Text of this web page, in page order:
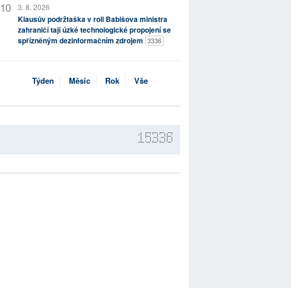
3. 8. 2026
Klausův podržtaška v roli Babišova ministra
zahraničí tají úzké technologické propojení se
spřízněným dezinformačním zdrojem 3336
Týden Měsíc Rok Vše
15336